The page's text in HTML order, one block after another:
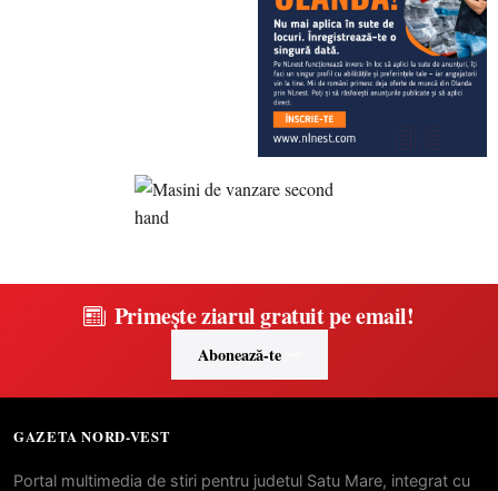
Primește ziarul gratuit pe email!
Abonează-te
GAZETA NORD-VEST
Portal multimedia de stiri pentru judetul Satu Mare, integrat cu